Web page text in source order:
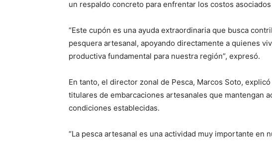
un respaldo concreto para enfrentar los costos
“Este cupón es una ayuda extraordinaria que busca
pesquera artesanal, apoyando directamente a quienes
productiva fundamental para nuestra región”, expresó.
En tanto, el director zonal de Pesca, Marcos Soto,
titulares de embarcaciones artesanales que mantengan
condiciones establecidas.
“La pesca artesanal es una actividad muy importante en